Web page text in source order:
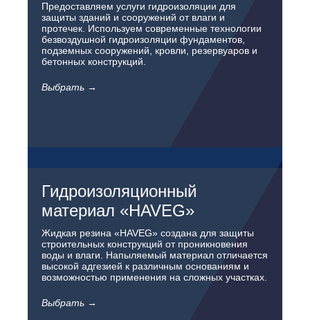
Предоставляем услуги гидроизоляции для
защиты зданий и сооружений от влаги и
протечек. Используем современные технологии
безвоздушной гидроизоляции фундаментов,
подземных сооружений, кровли, резервуаров и
бетонных конструкций.
Выбрать →
Гидроизоляционный
материал «HAVEG»
Жидкая резина «HAVEG» создана для защиты
строительных конструкций от проникновения
воды и влаги. Напыляемый материал отличается
высокой адгезией к различным основаниям и
возможностью применения на сложных участках.
Выбрать →